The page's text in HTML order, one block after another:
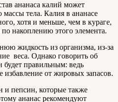
ананаса калий может
тела. Калия в ананасе
хотя и меньше, чем в кураге,
накоплению этого элемента.
жидкость из организма, из-за
веса. Однако говорить об
будет правильным: ведь
от жировых запасов.
и пепсин, которые также
ананас рекомендуют